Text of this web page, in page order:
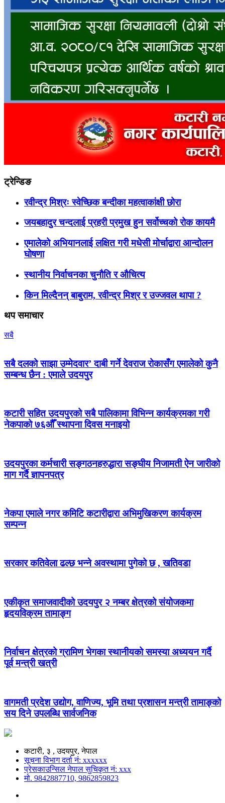
ट्रेन्डिङ
रवीन्द्र मिश्रः स्वेच्छिक बन्दीका महत्वाकांक्षी छोरा
जयबहादुर चन्दलाई प्रहरी प्रमुख हुन सर्वोच्चको रोक कायमै
एमालेको अभियानलाई लक्षित गरी मधेसी मोर्चाद्वारा आन्दोलन
घोषणा
स्थानीय निर्वाचनका चुनौति र औचित्य
किन मिल्दैनन् बाबुराम, रवीन्द्र मिश्र र उज्जवल थापा ?
थप समाचार
सबै
सबै दलको साझा उम्मेदवार’ दाबी गर्ने देवराज रोकासँग एमालेको कुनै
सम्बन्ध छैन : एमाले उदयपुर
कटारी सहित उदयपुरको सबै पालिकामा विभिन्न कार्यक्रमका गरी
नेकपाको ७६औँ स्थापना दिवस मनाइयो
उदयपुरका कर्मचारी सङ्गठनहरुद्धारा सङ्घीय निजामती ऐन जारीको
माग गर्दै ज्ञापनपत्र
नेकपा एमाले नगर कमिटि कटारीद्वारा अभिमुखिकरण कार्यक्रम
सम्पन्न
सरकार कतिवेला ढल्छ भन्ने अवस्थामा पुगेको छ , खतिवडा
एकीकृत समाजवादीको उदयपुर २ नम्बर क्षेत्रको संयोजकमा
हृदयविक्रम तामाङ्ग
निर्वाचन क्षेत्रको ग्रामिण भेगका स्थानीयको समस्या अध्ययन गर्दै
पूर्व मन्त्री खत्री
वागमती प्रदेश उद्योग, वाणिज्य, भूमि तथा प्रशासन मन्त्री तामाङ्को
सय दिने उपलब्धि सार्वजनिक
कटारी, ३ , उदयपुर, नेपाल
सूचना विभाग दर्ता नं: xxxxxx
प्रेसकाउन्सिल नेपाल सुचिकृत नं: xxx
मो. 9842887710, 9862859823